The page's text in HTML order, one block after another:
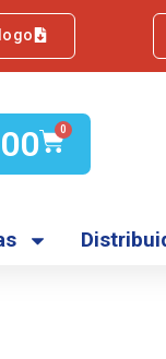
0